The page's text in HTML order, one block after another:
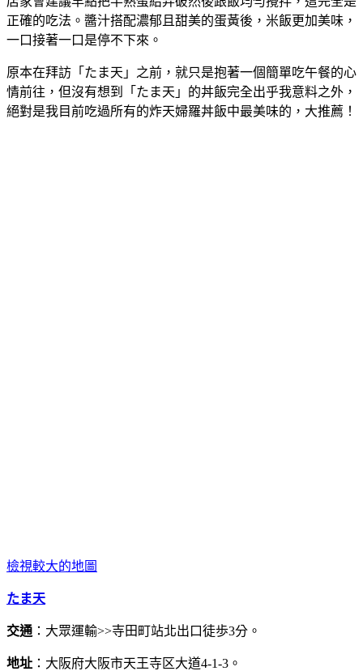
正確的吃法。醬汁搭配濃郁且甜美的蛋黃後，米飯更加美味，
一口接著一口是停不下來。
原本在拜訪「たま天」之前，就只是抱著一個簡單吃午餐的心
情前往，但沒有想到「たま天」的丼飯完全出乎我意料之外，
絕對是我目前吃過所有的炸天婦羅丼飯中最美味的，大推薦！
檢視較大的地圖
たま天
交通 ：大眾運輸>>寺田町站北出口徒歩3分。
地址 ：大阪府大阪市天王寺区大道4-1-3。